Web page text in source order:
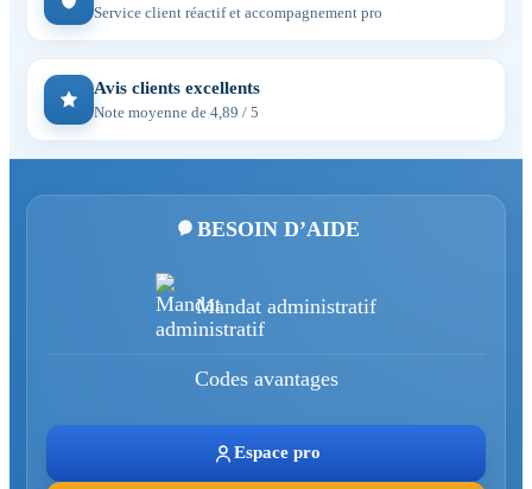
Service client réactif et accompagnement pro
Avis clients excellents
Note moyenne de 4,89 / 5
BESOIN D’AIDE
Mandat administratif
Codes avantages
Espace pro